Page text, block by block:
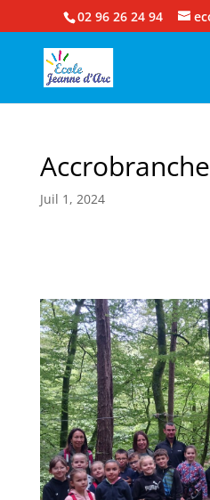
02 96 26 24 94
Accrobranche
Juil 1, 2024